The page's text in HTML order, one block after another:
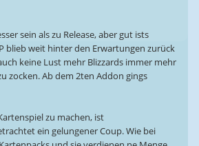
sein als zu Release, aber gut ists
blieb weit hinter den Erwartungen zurück
keine Lust mehr Blizzards immer mehr
zocken. Ab dem 2ten Addon gings
zu machen, ist
ein gelungener Coup. Wie bei